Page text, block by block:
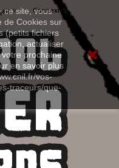
ce site, vous
de Cookies sur
(petits fichiers
actualiser
prochaine
en savoir plus
vos-
traceurs/que-
Connexion